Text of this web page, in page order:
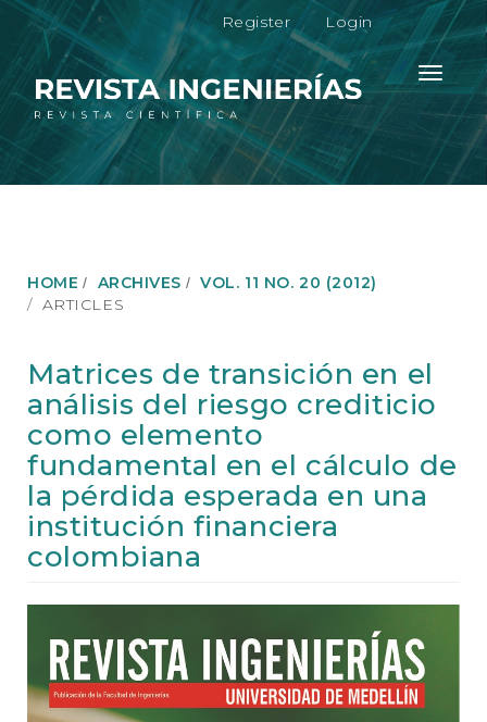
M
a
n
N
a
g
n
M
n
C
n
t
e
n
t
S
r
Register Login
Toggle
HOME ARCHIVES
VOL. 11 NO. 20 (2012)
ARTICLES
Matrices de transición en el
análisis del riesgo crediticio
como elemento
fundamental en el cálculo de
la pérdida esperada en una
institución financiera
colombiana
Sidebar